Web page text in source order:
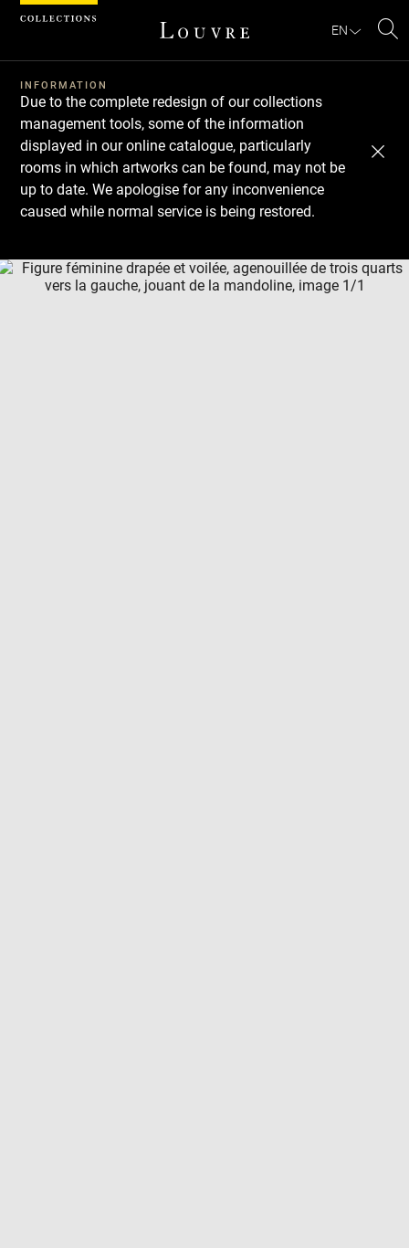
EN
INFORMATION
Due to the complete redesign of our collections
management tools, some of the information
displayed in our online catalogue, particularly
rooms in which artworks can be found, may not be
up to date. We apologise for any inconvenience
caused while normal service is being restored.
Download
Next
Previous
Cookies management panel